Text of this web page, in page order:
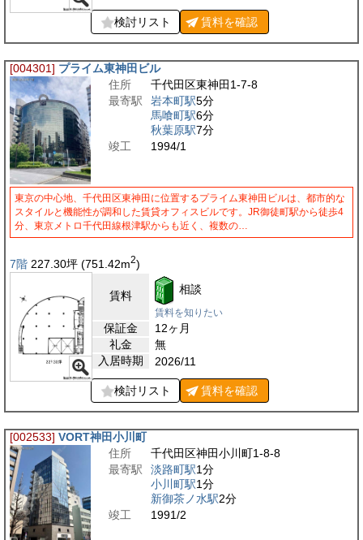
検討リスト 賃料を確認
[004301] プライム東神田ビル
住所
千代田区東神田1-7-8
最寄駅
岩本町駅5分
馬喰町駅6分
秋葉原駅7分
竣工
1994/1
東京の中心地、千代田区東神田に位置するプライム東神田ビルは、都市的な
スタイルと機能性が調和した賃貸オフィスビルです。JR御徒町駅から徒歩4
分、東京メトロ千代田線根津駅からも近く、複数の…
7階 227.30坪 (751.42m2)
賃料 相談
賃料を知りたい
保証金
12ヶ月
礼金
無
入居時期
2026/11
検討リスト 賃料を確認
[002533] VORT神田小川町
住所
千代田区神田小川町1-8-8
最寄駅
淡路町駅1分
小川町駅1分
新御茶ノ水駅2分
竣工
1991/2